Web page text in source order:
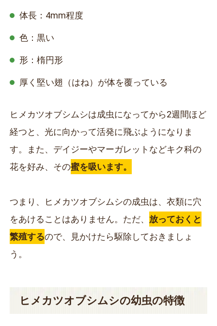
体長： 4mm程度
色：黒い
形：楕円形
厚く堅い翅（はね）が体を覆っている
ヒメカツオブシムシは成虫になってから2週間ほど
経つと、光に向かって活発に飛ぶようになりま
す。また、デイジーやマーガレットなどキク科の
花を好み、その蜜を吸います。
つまり、ヒメカツオブシムシの成虫は、衣類に穴
をあけることはありません。ただ、 放っておくと
繁殖するので、見かけたら駆除しておきましょ
う。
ヒメカツオブシムシの幼虫の特徴